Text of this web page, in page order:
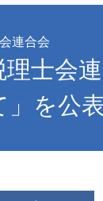
連合会
理士会
」を公